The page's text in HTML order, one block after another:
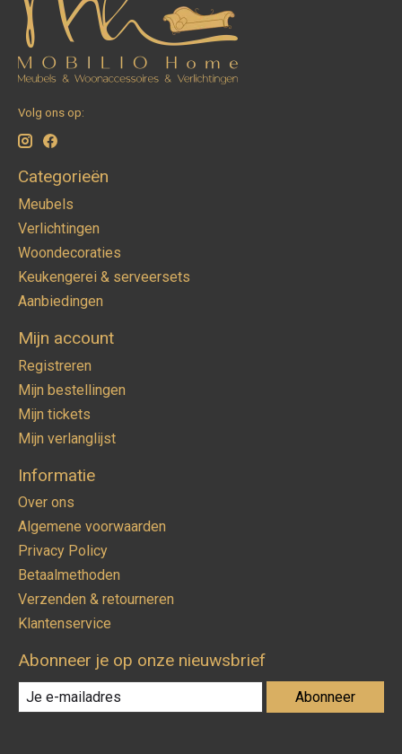
Volg ons op:
Categorieën
Meubels
Verlichtingen
Woondecoraties
Keukengerei & serveersets
Aanbiedingen
Mijn account
Registreren
Mijn bestellingen
Mijn tickets
Mijn verlanglijst
Informatie
Over ons
Algemene voorwaarden
Privacy Policy
Betaalmethoden
Verzenden & retourneren
Klantenservice
Abonneer je op onze nieuwsbrief
Abonneer